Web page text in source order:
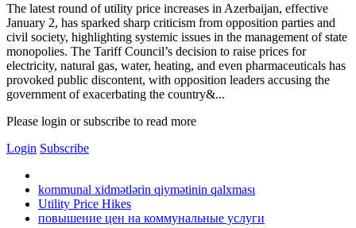
The latest round of utility price increases in Azerbaijan, effective
January 2, has sparked sharp criticism from opposition parties and
civil society, highlighting systemic issues in the management of state
monopolies. The Tariff Council’s decision to raise prices for
electricity, natural gas, water, heating, and even pharmaceuticals has
provoked public discontent, with opposition leaders accusing the
government of exacerbating the country&...
Please login or subscribe to read more
Login Subscribe
kommunal xidmətlərin qiymətinin qalxması
Utility Price Hikes
повышение цен на коммунальные услуги